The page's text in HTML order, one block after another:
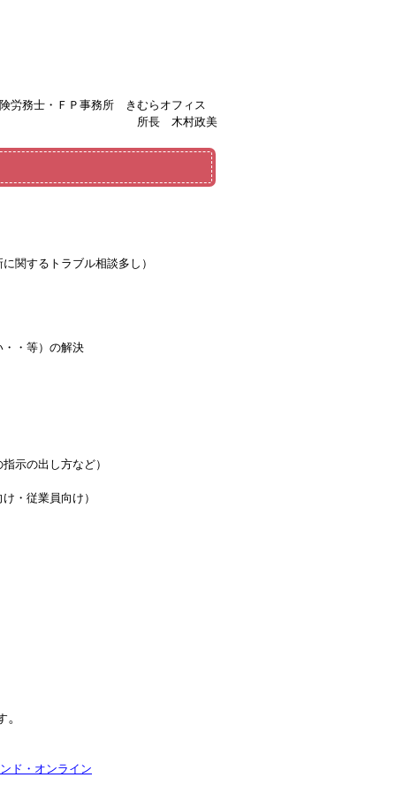
労務士・ＦＰ事務所 きむらオフィス
所長 木村政美
関するトラブル相談多し）
・等）の解決
示の出し方など）
・従業員向け）
。
ド・オンライン